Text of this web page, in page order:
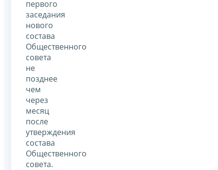
первого
заседания
нового
состава
Общественного
совета
не
позднее
чем
через
месяц
после
утверждения
состава
Общественного
совета.